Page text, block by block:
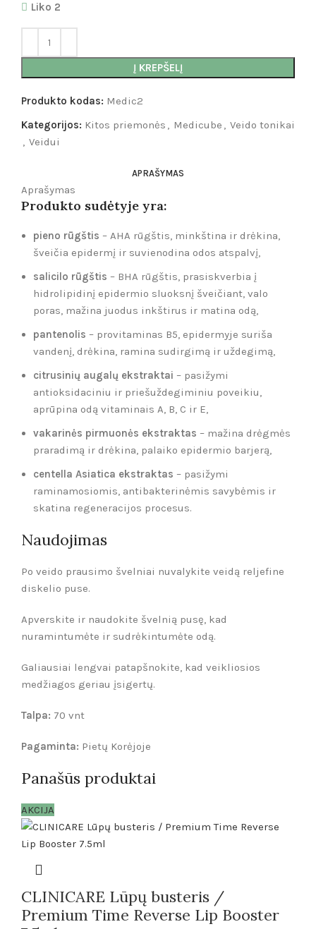
Liko 2
Į KREPŠELĮ
Produkto kodas: Medic2
Kategorijos: Kitos priemonės , Medicube , Veido tonikai
, Veidui
APRAŠYMAS
Aprašymas
Produkto sudėtyje yra:
pieno rūgštis – AHA rūgštis, minkština ir drėkina,
šveičia epidermį ir suvienodina odos atspalvį,
salicilo rūgštis – BHA rūgštis, prasiskverbia į
hidrolipidinį epidermio sluoksnį šveičiant, valo
poras, mažina juodus inkštirus ir matina odą,
pantenolis – provitaminas B5, epidermyje suriša
vandenį, drėkina, ramina sudirgimą ir uždegimą,
citrusinių augalų ekstraktai – pasižymi
antioksidaciniu ir priešuždegiminiu poveikiu,
aprūpina odą vitaminais A, B, C ir E,
vakarinės pirmuonės ekstraktas – mažina drėgmės
praradimą ir drėkina, palaiko epidermio barjerą,
centella Asiatica ekstraktas – pasižymi
raminamosiomis, antibakterinėmis savybėmis ir
skatina regeneracijos procesus.
Naudojimas
Po veido prausimo švelniai nuvalykite veidą reljefine
diskelio puse.
Apverskite ir naudokite švelnią pusę, kad
nuramintumėte ir sudrėkintumėte odą.
Galiausiai lengvai patapšnokite, kad veikliosios
medžiagos geriau įsigertų.
Talpa: 70 vnt
Pagaminta: Pietų Korėjoje
Panašūs produktai
AKCIJA
CLINICARE Lūpų busteris /
Premium Time Reverse Lip Booster